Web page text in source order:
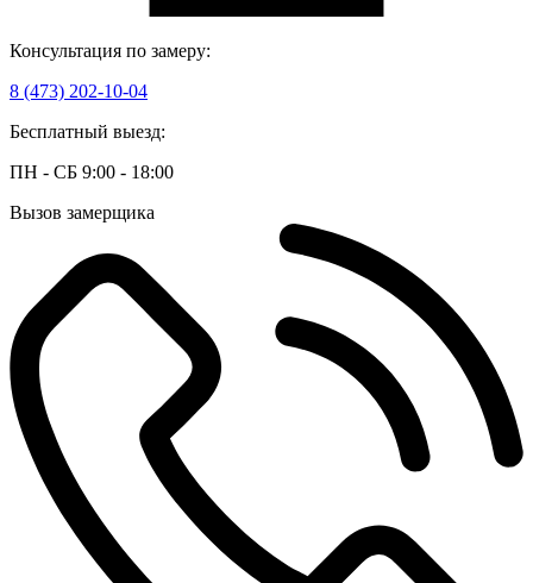
Консультация по замеру:
8 (473) 202-10-04
Бесплатный выезд:
ПН - СБ 9:00 - 18:00
Вызов замерщика